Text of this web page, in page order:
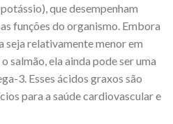
que desempenham
funções do organismo. Embora
seja relativamente menor em
salmão, ela ainda pode ser uma
3. Esses ácidos graxos são
para a saúde cardiovascular e